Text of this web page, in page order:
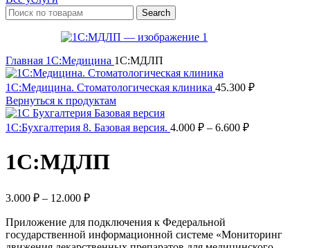
Search
Главная 1С:Медицина 1С:МДЛП
1С:Медицина. Стоматологическая клиника 45.300 ₽
Вернуться к продуктам
1С:Бухгалтерия 8. Базовая версия. 4.000 ₽ – 6.600 ₽Диапазон
1С:МДЛП
3.000 ₽ – 12.000 ₽Диапазон
3.000 ₽
–
Приложение для подключения к Федеральной
государственной информационной системе «Мониторинг